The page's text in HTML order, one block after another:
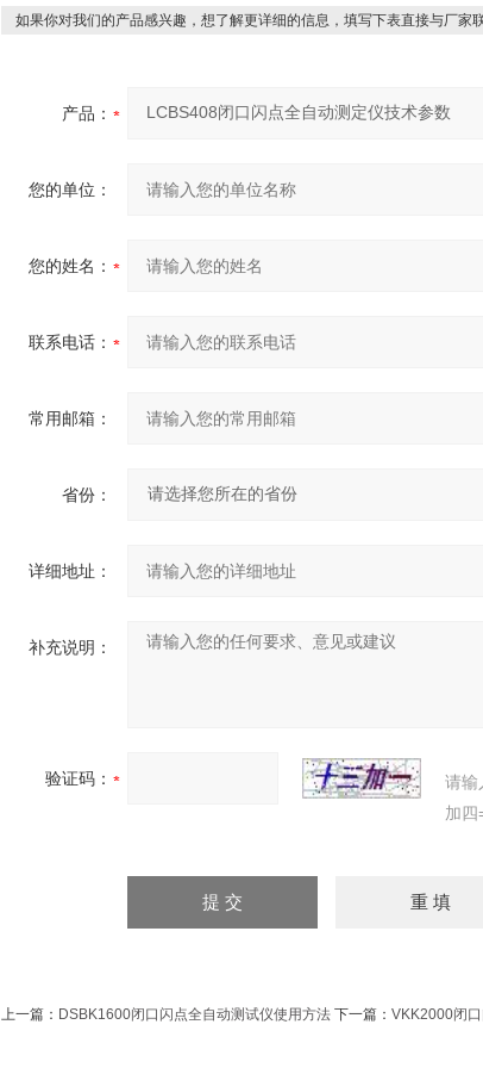
如果你对我们的产品感兴趣，想了解更详细的信息，填写下表直接与厂家
产品：
您的单位：
您的姓名：
联系电话：
常用邮箱：
省份：
详细地址：
补充说明：
验证码：
请输
加四
上一篇： DSBK1600闭口闪点全自动测试仪使用方法 下一篇： VKK2000闭